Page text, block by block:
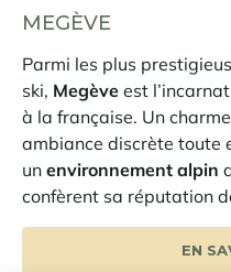
MEGÈVE
Parmi les plus
ski, Megève est
à la française. Un
ambiance discrète toute
un environnement alpin
confèrent sa réputation
EN